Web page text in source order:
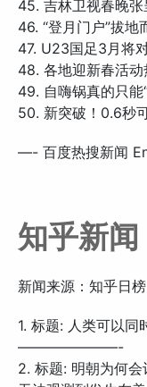
45. 吉林卫视春晚张
46. “登月门户”拔地
47. U23国足3月将
48. 各地迎新春活
49. 自嗨锅真的只能
50. 新突破！0.6秒
—- 百度热搜新闻
知乎新闻
新闻来源：知乎日榜
1. 标题: 人类可以同
———————-
2. 标题: 明朝为何